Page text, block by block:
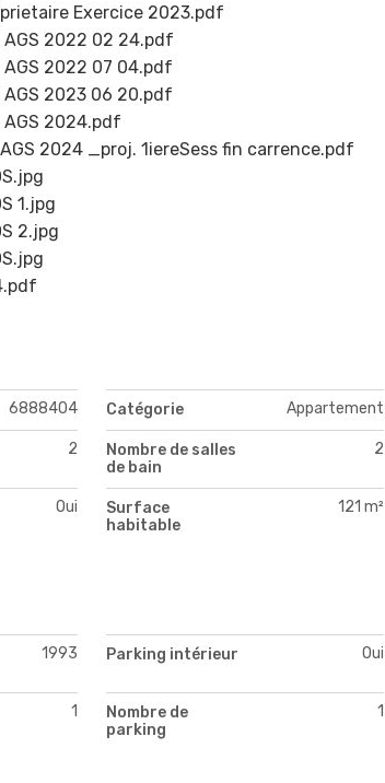
Exercice 2023.pdf
2022 02 24.pdf
2022 07 04.pdf
2023 06 20.pdf
2024.pdf
2024 _proj. 1iereSess fin carrence.pdf
1.jpg
2.jpg
6888404 Catégorie Appartement
2
Nombre de salles
de bain
2
Oui
Surface
habitable
121 m²
1993 Parking intérieur Oui
1
Nombre de
parking
1